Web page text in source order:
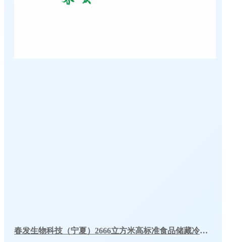
春发生物科技（宁夏）2666立方米高标准食品储藏冷库工程案例